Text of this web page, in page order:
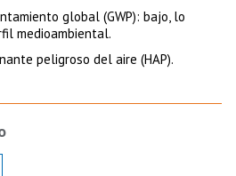
global (GWP): bajo, lo
medioambiental.
peligroso del aire (HAP).
Details in